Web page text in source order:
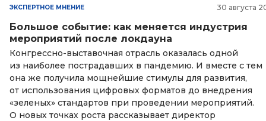
ЭКСПЕРТНОЕ МНЕНИЕ 30 августа
Большое событие: как меняется индустрия
мероприятий после локдауна
Конгрессно-выставочная отрасль оказалась одной
из наиболее пострадавших в пандемию. И вместе с тем
она же получила мощнейшие стимулы для развития,
от использования цифровых форматов до внедрения
«зеленых» стандартов при проведении мероприятий.
О новых точках роста рассказывает директор